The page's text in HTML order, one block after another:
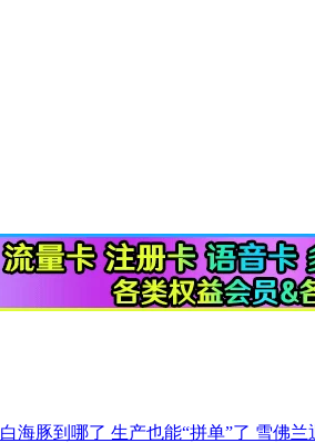
海豚到哪了 生产也能“拼单”了 雪佛兰